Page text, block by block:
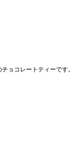
ョコレートティーです。